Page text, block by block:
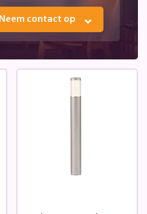
Neem contact op